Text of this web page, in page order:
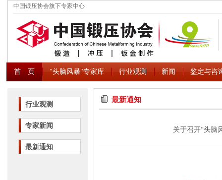
中国锻压协会旗下专家中心
首 页 "头脑风暴"专家库 行业观测 新闻 鉴定与咨
行业观测
专家新闻
最新通知
最新通知
关于召开“头脑